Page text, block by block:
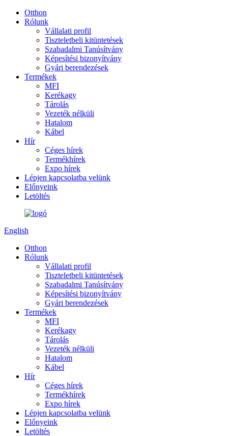
Otthon
Rólunk
Vállalati profil
Tiszteletbeli kitüntetések
Szabadalmi Tanúsítvány
Képesítési bizonyítvány
Gyári berendezések
Termékek
MFI
Kerékagy
Tárolás
Vezeték nélküli
Hatalom
Kábel
Hír
Céges hírek
Termékhírek
Expo hírek
Lépjen kapcsolatba velünk
Előnyeink
Letöltés
English
Otthon
Rólunk
Vállalati profil
Tiszteletbeli kitüntetések
Szabadalmi Tanúsítvány
Képesítési bizonyítvány
Gyári berendezések
Termékek
MFI
Kerékagy
Tárolás
Vezeték nélküli
Hatalom
Kábel
Hír
Céges hírek
Termékhírek
Expo hírek
Lépjen kapcsolatba velünk
Előnyeink
Letöltés